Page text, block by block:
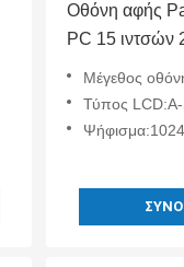
Οθόνη αφής
PC 15 ιντσών
Μέγεθος
Τύπος